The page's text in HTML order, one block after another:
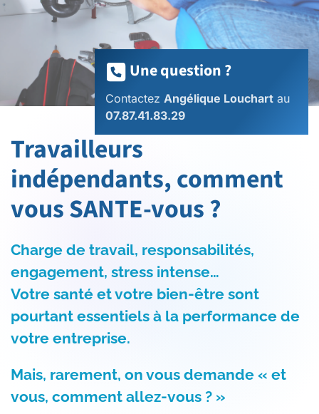
Une question ?
Contactez Angélique Louchart au
07.87.41.83.29
Travailleurs
indépendants, comment
vous SANTE-vous ?
Charge de travail, responsabilités,
engagement, stress intense…
Votre santé et votre bien-être sont
pourtant essentiels à la performance de
votre entreprise.
Mais, rarement, on vous demande « et
vous, comment allez-vous ? »